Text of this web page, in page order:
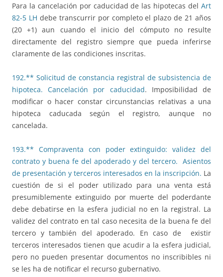
Para la cancelación por caducidad de las hipotecas del Art
82-5 LH debe transcurrir por completo el plazo de 21 años
(20 +1) aun cuando el inicio del cómputo no resulte
directamente del registro siempre que pueda inferirse
claramente de las condiciones inscritas.
192.** Solicitud de constancia registral de subsistencia de
hipoteca. Cancelación por caducidad. Imposibilidad de
modificar o hacer constar circunstancias relativas a una
hipoteca caducada según el registro, aunque no
cancelada.
193.** Compraventa con poder extinguido: validez del
contrato y buena fe del apoderado y del tercero. Asientos
de presentación y terceros interesados en la inscripción. La
cuestión de si el poder utilizado para una venta está
presumiblemente extinguido por muerte del poderdante
debe debatirse en la esfera judicial no en la registral. La
validez del contrato en tal caso necesita de la buena fe del
tercero y también del apoderado. En caso de existir
terceros interesados tienen que acudir a la esfera judicial,
pero no pueden presentar documentos no inscribibles ni
se les ha de notificar el recurso gubernativo.